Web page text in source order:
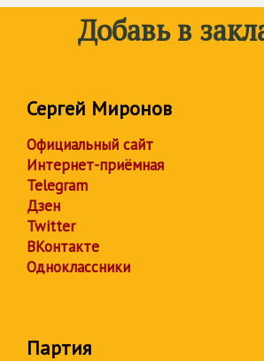
Добавь в
Сергей Миронов
Официальный сайт
Интернет-приёмная
Telegram
Дзен
Twitter
ВКонтакте
Одноклассники
Партия